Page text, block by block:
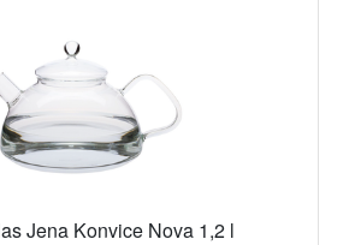
Jena Konvice Nova 1,2 l